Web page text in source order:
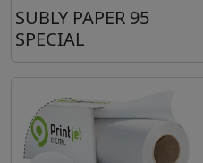
SUBLY PAPER 95
SPECIAL